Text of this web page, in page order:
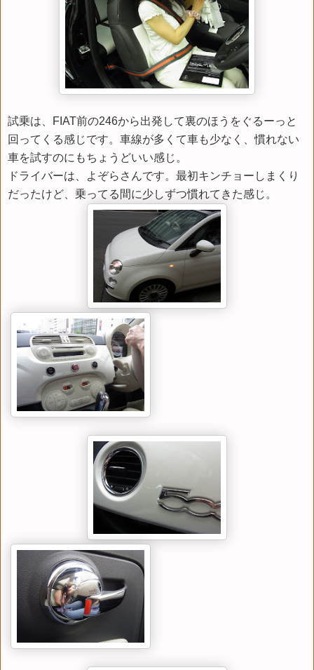
試乗は、FIAT前の246から出発して裏のほうをぐるーっと
回ってくる感じです。車線が多くて車も少なく、慣れない
車を試すのにもちょうどいい感じ。
ドライバーは、よぞらさんです。最初キンチョーしまくり
だったけど、乗ってる間に少しずつ慣れてきた感じ。